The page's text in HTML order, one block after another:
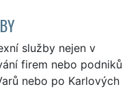
služby nejen v
firem nebo podniků
nebo po Karlových